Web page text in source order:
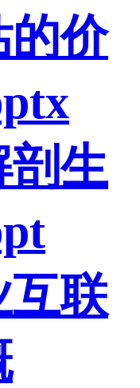
的价
剖生
互联